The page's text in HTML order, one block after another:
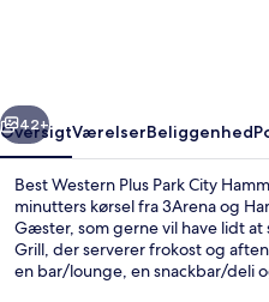
Sjostad
Næste
42+
OversigtVærelserBeliggenhed
Best Western Plus Park City
minutters kørsel fra 3Arena og
Gæster, som gerne vil have lidt at
Grill, der serverer frokost og
en bar/lounge, en snackbar/deli